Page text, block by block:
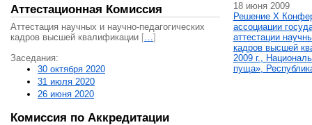
Аттестационная Комиссия
Аттестация научных и научно-педагогических
кадров высшей квалификации […]
Заседания:
30 октября 2020
31 июля 2020
26 июня 2020
Комиссия по Аккредитации
18 июня 2009
Решение X
ассоциации
аттестации
кадров высшей
2009 г.,
пуща»,